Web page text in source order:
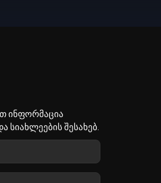
ინფორმაცია
სიახლეების შესახებ.